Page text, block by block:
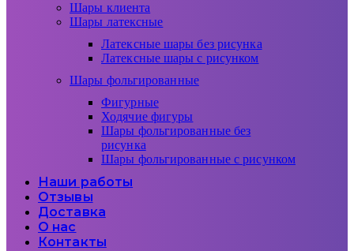
Шары клиента
Шары латексные
Латексные шары без рисунка
Латексные шары с рисунком
Шары фольгированные
Фигурные
Ходячие фигуры
Шары фольгированные без
рисунка
Шары фольгированные с рисунком
Наши работы
Отзывы
Доставка
О нас
Контакты